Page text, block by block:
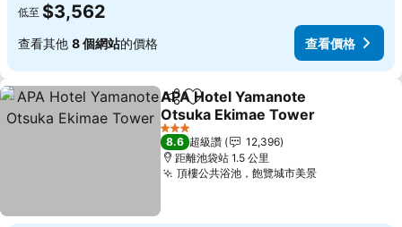
低至 $3,562
查看其他 8 個網站的價格 查看價格
分享 加入我的最愛
APA Hotel Yamanote
Otsuka Ekimae Tower
查看價格
3 星級
8.6 超級讚
12,396
距離池袋站 1.5 公里
頂樓公共浴池，飽覽城市美景查看價格